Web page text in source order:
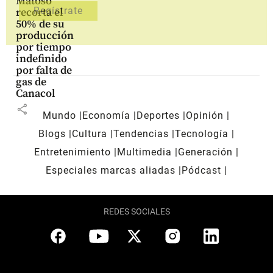
recorta el
50% de su
producción
por tiempo
indefinido
por falta de
gas de
Canacol
share Mundo Economía Deportes
Opinión
Blogs
Cultura Tendencias Tecnología
Entretenimiento
Multimedia
Generación
Especiales marcas aliadas
Pódcast
REDES SOCIALES